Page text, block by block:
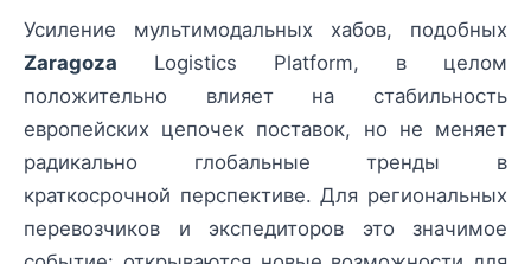
Усиление мультимодальных хабов, подобных
Zaragoza Logistics Platform, в целом
положительно влияет на стабильность
европейских цепочек поставок, но не меняет
радикально глобальные тренды в
краткосрочной перспективе. Для региональных
перевозчиков и экспедиторов это значимое